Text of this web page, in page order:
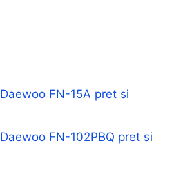
FN-15A pret si
FN-102PBQ pret si